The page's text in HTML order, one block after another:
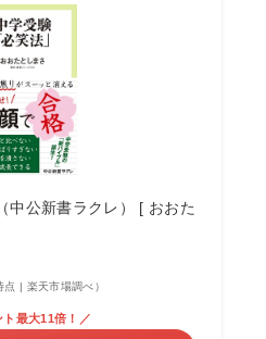
中公新書ラクレ） [ おおた
| 楽天市場調べ）
ト最大11倍！／